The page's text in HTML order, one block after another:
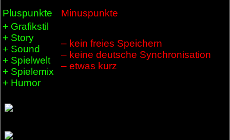
Pluspunkte
Minuspunkte
+ Grafikstil
+ Story
+ Sound
+ Spielwelt
+ Spielemix
+ Humor
– kein freies Speichern
– keine deutsche Synchronisation
– etwas kurz